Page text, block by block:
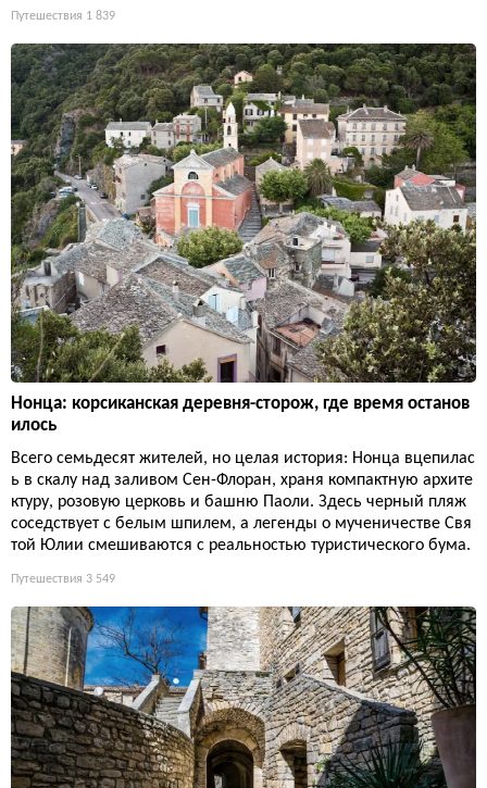
Путешествия 1 839
Нонца: корсиканская деревня-сторож, где время останов
илось
Всего семьдесят жителей, но целая история: Нонца вцепилас
ь в скалу над заливом Сен-Флоран, храня компактную архите
ктуру, розовую церковь и башню Паоли. Здесь черный пляж
соседствует с белым шпилем, а легенды о мученичестве Свя
той Юлии смешиваются с реальностью туристического бума.
Путешествия 3 549